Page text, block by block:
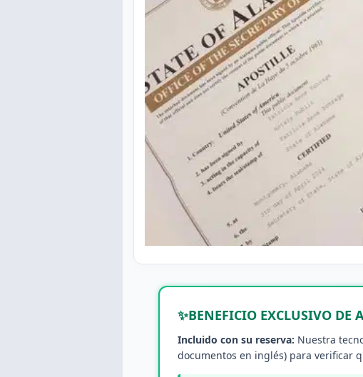
✨BENEFICIO EXCLUSIVO DE
Incluido con su reserva: Nuestra
documentos en inglés) para verificar